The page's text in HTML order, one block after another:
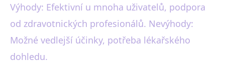
Výhody: Efektivní u mnoha uživatelů, podpora
od zdravotnických profesionálů. Nevýhody:
Možné vedlejší účinky, potřeba lékařského
dohledu.